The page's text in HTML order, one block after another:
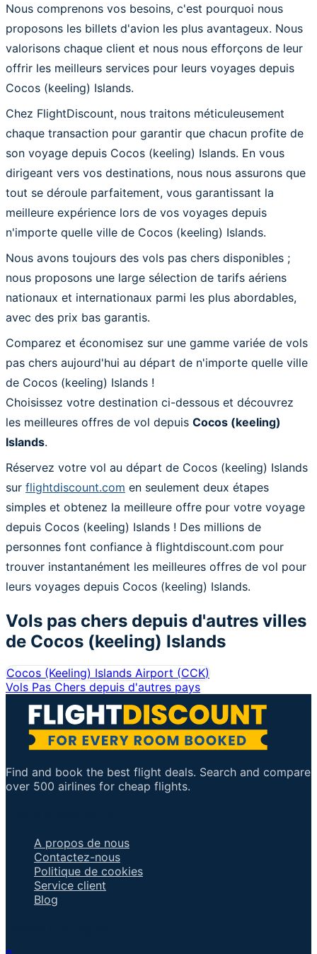
Nous comprenons vos besoins, c'est pourquoi nous
proposons les billets d'avion les plus avantageux. Nous
valorisons chaque client et nous nous efforçons de leur
offrir les meilleurs services pour leurs voyages depuis
Cocos (keeling) Islands.
Chez FlightDiscount, nous traitons méticuleusement
chaque transaction pour garantir que chacun profite de
son voyage depuis Cocos (keeling) Islands. En vous
dirigeant vers vos destinations, nous nous assurons que
tout se déroule parfaitement, vous garantissant la
meilleure expérience lors de vos voyages depuis
n'importe quelle ville de Cocos (keeling) Islands.
Nous avons toujours des vols pas chers disponibles ;
nous proposons une large sélection de tarifs aériens
nationaux et internationaux parmi les plus abordables,
avec des prix bas garantis.
Comparez et économisez sur une gamme variée de vols
pas chers aujourd'hui au départ de n'importe quelle ville
de Cocos (keeling) Islands !
Choisissez votre destination ci-dessous et découvrez
les meilleures offres de vol depuis Cocos (keeling)
Islands.
Réservez votre vol au départ de Cocos (keeling) Islands
sur flightdiscount.com en seulement deux étapes
simples et obtenez la meilleure offre pour votre voyage
depuis Cocos (keeling) Islands ! Des millions de
personnes font confiance à flightdiscount.com pour
trouver instantanément les meilleures offres de vol pour
leurs voyages depuis Cocos (keeling) Islands.
Vols pas chers depuis d'autres villes
de Cocos (keeling) Islands
Cocos (Keeling) Islands Airport (CCK)
Vols Pas Chers depuis d'autres pays
Find and book the best flight deals. Search and compare
over 500 airlines for cheap flights.
A propos de nous
Contactez-nous
Politique de cookies
Service client
Blog